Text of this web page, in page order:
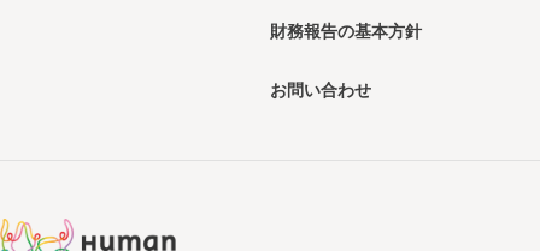
財務報告の基本方針
お問い合わせ